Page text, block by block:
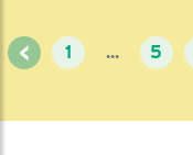
< 1 ... 5